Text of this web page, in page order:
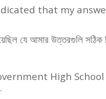
that my
যে আমার উত্তরগুলি
High